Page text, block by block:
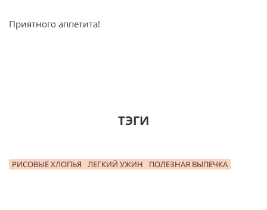
Приятного аппетита!
ТЭГИ
РИСОВЫЕ ХЛОПЬЯ ЛЕГКИЙ УЖИН ПОЛЕЗНАЯ ВЫПЕЧКА